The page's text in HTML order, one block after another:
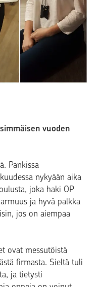
vuoden
Pankissa
nykyään aika
joka haki OP
ja hyvä palkka
jos on aiempaa
ovat messutöistä
firmasta. Sieltä tuli
ja tietysti